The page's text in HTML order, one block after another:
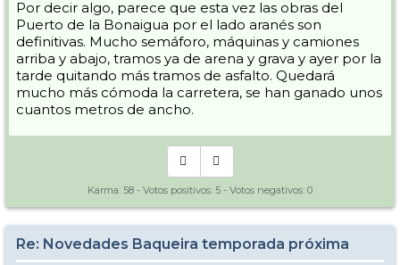
Por decir algo, parece que esta vez las obras del
Puerto de la Bonaigua por el lado aranés son
definitivas. Mucho semáforo, máquinas y camiones
arriba y abajo, tramos ya de arena y grava y ayer por la
tarde quitando más tramos de asfalto. Quedará
mucho más cómoda la carretera, se han ganado unos
cuantos metros de ancho.
Karma: 58 - Votos positivos: 5 - Votos negativos: 0
Re: Novedades Baqueira temporada próxima